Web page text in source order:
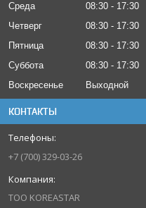
Среда
08:30
17:30
Четверг
08:30
17:30
Пятница
08:30
17:30
Суббота
08:30
17:30
Воскресенье
Выходной
КОНТАКТЫ
+7 (700) 329-03-26
ТОО KOREASTAR